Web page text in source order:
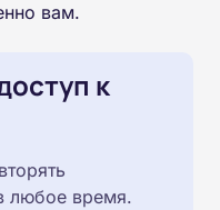
вам.
к
любое время.